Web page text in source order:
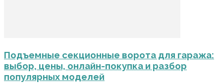
Подъемные секционные ворота для гаража:
выбор, цены, онлайн-покупка и разбор
популярных моделей